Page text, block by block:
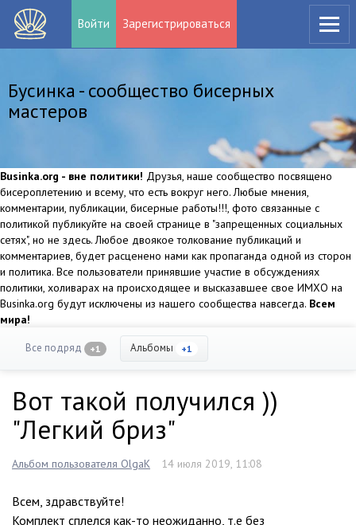
Войти Зарегистрироваться
Бусинка - сообщество бисерных
мастеров
Businka.org - вне политики! Друзья, наше сообщество посвящено
бисероплетению и всему, что есть вокруг него. Любые мнения,
комментарии, публикации, бисерные работы!!!, фото связанные с
политикой публикуйте на своей странице в "запрещенных социальных
сетях", но не здесь. Любое двоякое толкование публикаций и
комментариев, будет расценено нами как пропаганда одной из сторон
и политика. Все пользователи принявшие участие в обсуждениях
политики, холиварах на происходящее и высказавшее свое ИМХО на
Businka.org будут исключены из нашего сообщества навсегда. Всем
мира!
Все подряд +1 Альбомы +1
Вот такой получился ))
"Легкий бриз"
Альбом пользователя OlgaK 14 июля 2019, 11:08
Всем, здравствуйте!
Комплект сплелся как-то неожиданно, т.е без